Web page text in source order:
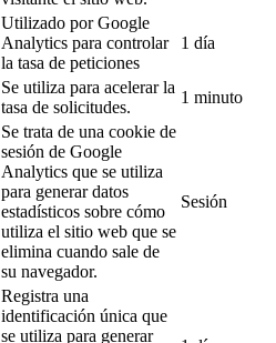
Utilizado por Google
Analytics para controlar
la tasa de peticiones
1 día
Se utiliza para acelerar la
tasa de solicitudes.
1 minuto
Se trata de una cookie de
sesión de Google
Analytics que se utiliza
para generar datos
estadísticos sobre cómo
utiliza el sitio web que se
elimina cuando sale de
su navegador.
Sesión
Registra una
identificación única que
se utiliza para generar